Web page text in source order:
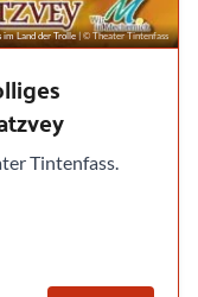
im Land der Trolle| © Theater Tintenfass
Tintenfass.